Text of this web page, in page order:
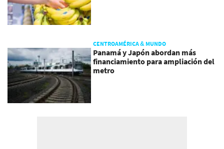
CENTROAMÉRICA & MUNDO
Panamá y Japón abordan más
financiamiento para ampliación del
metro